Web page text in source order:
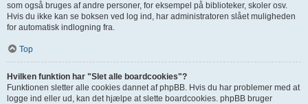
som også bruges af andre personer, for eksempel på biblioteker, skoler osv.
Hvis du ikke kan se boksen ved log ind, har administratoren slået muligheden
for automatisk indlogning fra.
Top
Hvilken funktion har "Slet alle boardcookies"?
Funktionen sletter alle cookies dannet af phpBB. Hvis du har problemer med at
logge ind eller ud, kan det hjælpe at slette boardcookies. phpBB bruger